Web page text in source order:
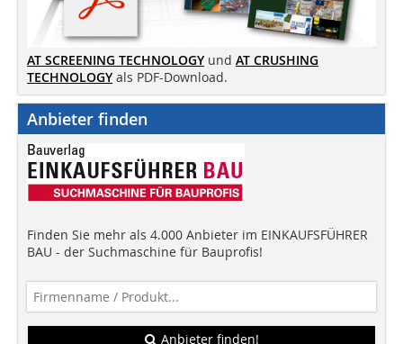
AT SCREENING TECHNOLOGY und AT CRUSHING
TECHNOLOGY als PDF-Download.
Anbieter finden
Finden Sie mehr als 4.000 Anbieter im EINKAUFSFÜHRER
BAU - der Suchmaschine für Bauprofis!
Anbieter finden!